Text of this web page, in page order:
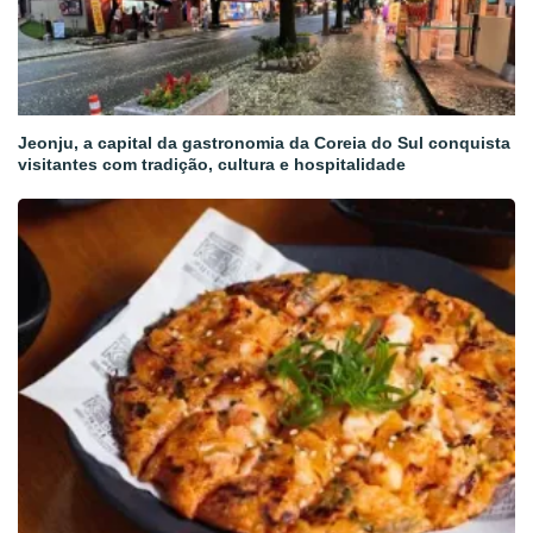
Jeonju, a capital da gastronomia da Coreia do Sul conquista
visitantes com tradição, cultura e hospitalidade